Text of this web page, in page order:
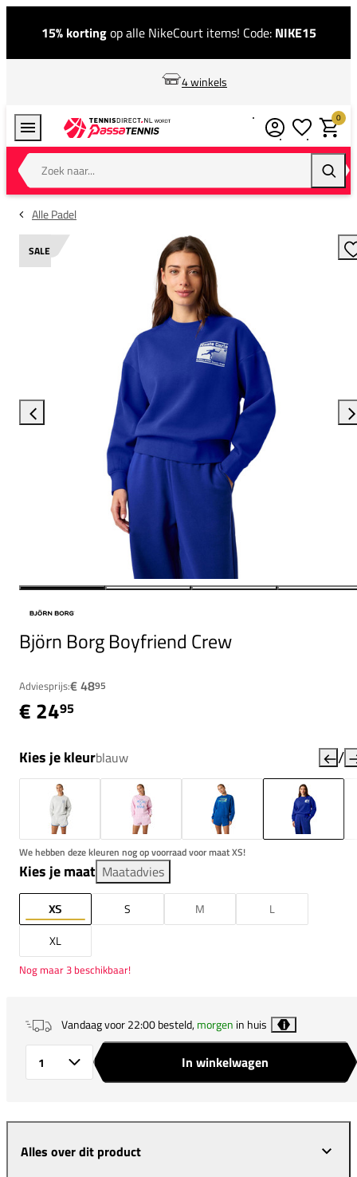
15% kortingop alle NikeCourt items! Code: NIKE15
4 winkels
Zoek naar...
0
Alle Padel
SALE
Björn Borg Boyfriend Crew
Adviesprijs:€ 4895
€ 2495
Kies je kleurblauw /
We hebben deze kleuren nog op voorraad voor maat XS!
Kies je maat Maatadvies
XS S M
L
XL
Nog maar 3 beschikbaar!
Vandaag voor 22:00 besteld,morgen in huis i
In winkelwagen
Alles over dit product